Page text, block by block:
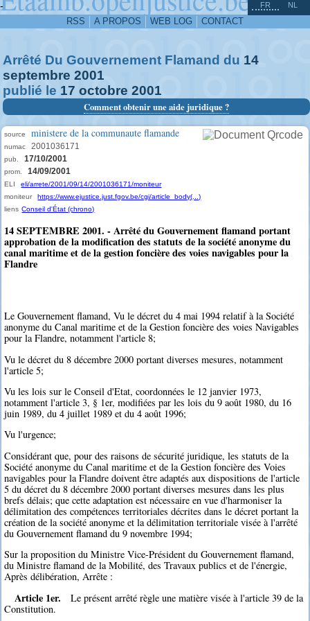
-
RSS A PROPOS WEB LOG CONTACT
FR NL
Arrêté Du Gouvernement Flamand du 14
septembre 2001
publié le 17 octobre 2001
Comment obtenir une aide juridique ?
source ministere de la communaute flamande
numac 2001036171
pub. 17/10/2001
prom. 14/09/2001
ELI
eli/arrete/2001/09/14/2001036171/moniteur
moniteur
https://www.ejustice.just.fgov.be/cgi/article_body(...)
liens Conseil d'État (chrono)
14 SEPTEMBRE 2001. - Arrêté du Gouvernement flamand portant
approbation de la modification des statuts de la société anonyme du
canal maritime et de la gestion foncière des voies navigables pour la
Flandre
Le Gouvernement flamand, Vu le décret du 4 mai 1994 relatif à la Société
anonyme du Canal maritime et de la Gestion foncière des voies Navigables
pour la Flandre, notamment l'article 8;
Vu le décret du 8 décembre 2000 portant diverses mesures, notamment
l'article 5;
Vu les lois sur le Conseil d'Etat, coordonnées le 12 janvier 1973,
notamment l'article 3, § 1er, modifiées par les lois du 9 août 1980, du 16
juin 1989, du 4 juillet 1989 et du 4 août 1996;
Vu l'urgence;
Considérant que, pour des raisons de sécurité juridique, les statuts de la
Société anonyme du Canal maritime et de la Gestion foncière des Voies
navigables pour la Flandre doivent être adaptés aux dispositions de l'article
5 du décret du 8 décembre 2000 portant diverses mesures dans les plus
brefs délais; que cette adaptation est nécessaire en vue d'harmoniser la
délimitation des compétences territoriales décrites dans le décret portant la
création de la société anonyme et la délimitation territoriale visée à l'arrêté
du Gouvernement flamand du 9 novembre 1994;
Sur la proposition du Ministre Vice-Président du Gouvernement flamand,
du Ministre flamand de la Mobilité, des Travaux publics et de l'énergie,
Après délibération, Arrête :
Article 1er.
Le présent arrêté règle une matière visée à l'article 39 de la
Constitution.
^